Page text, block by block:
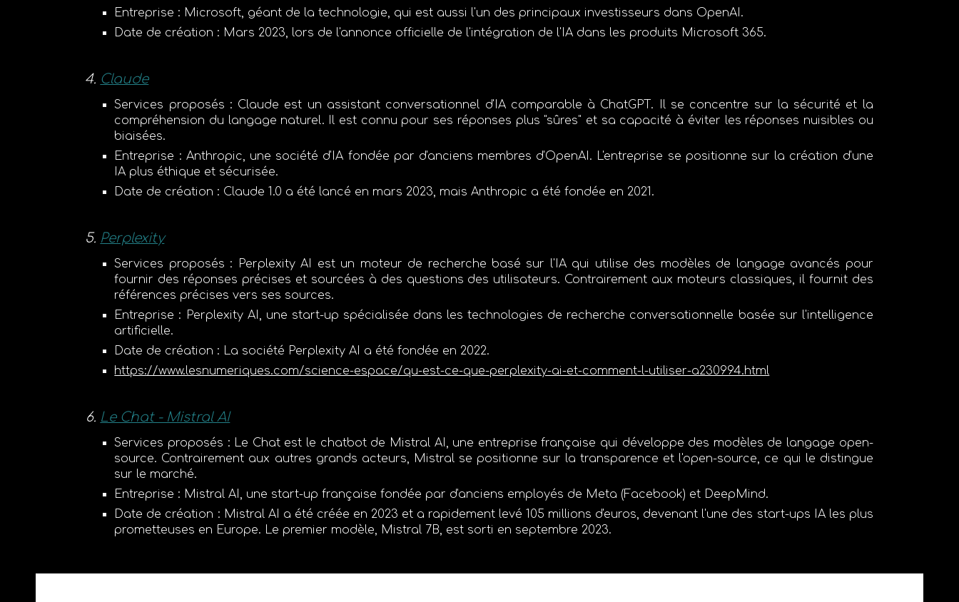
Entreprise : Microsoft, géant de la technologie, qui est aussi l'un des principaux investisseurs dans OpenAI.
Date de création : Mars 2023, lors de l'annonce officielle de l'intégration de l'IA dans les produits Microsoft 365.
Claude
Services proposés : Claude est un assistant conversationnel d'IA comparable à ChatGPT. Il se concentre sur la sécurité et la
compréhension du langage naturel. Il est connu pour ses réponses plus "sûres" et sa capacité à éviter les réponses nuisibles ou
biaisées.
Entreprise : Anthropic, une société d'IA fondée par d'anciens membres d'OpenAI. L'entreprise se positionne sur la création d'une
IA plus éthique et sécurisée.
Date de création : Claude 1.0 a été lancé en mars 2023, mais Anthropic a été fondée en 2021.
Perplexity
Services proposés : Perplexity AI est un moteur de recherche basé sur l'IA qui utilise des modèles de langage avancés pour
fournir des réponses précises et sourcées à des questions des utilisateurs. Contrairement aux moteurs classiques, il fournit des
références précises vers ses sources.
Entreprise : Perplexity AI, une start-up spécialisée dans les technologies de recherche conversationnelle basée sur l'intelligence
artificielle.
Date de création : La société Perplexity AI a été fondée en 2022.
https://www.lesnumeriques.com/science-espace/qu-est-ce-que-perplexity-ai-et-comment-l-utiliser-a230994.html
Le Chat - Mistral AI
Services proposés : Le Chatest le chatbot de Mistral AI, une entreprise française qui développe des modèles de langage open-
source. Contrairement aux autres grands acteurs, Mistral se positionne sur latransparence et l'open-source, ce qui le distingue
sur le marché.
Entreprise : Mistral AI, une start-up française fondée par d'anciens employés de Meta (Facebook) et DeepMind.
Date de création : Mistral AI a été créée en 2023 et a rapidement levé105 millions d'euros, devenant l'une des start-ups IA les plus
prometteuses en Europe. Le premier modèle, Mistral 7B, est sorti en septembre 2023.